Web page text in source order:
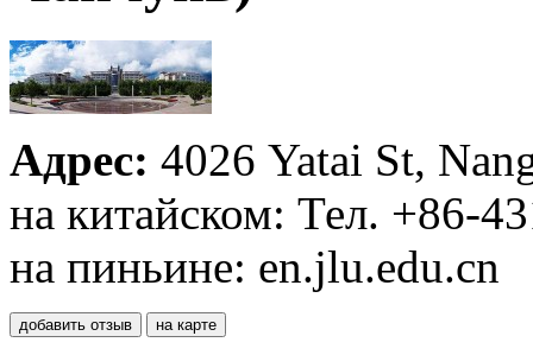
Адрес: 4026 Yatai St,
на китайском: Тел. +86-
на пиньине: en.jlu.edu.cn
добавить отзыв на карте